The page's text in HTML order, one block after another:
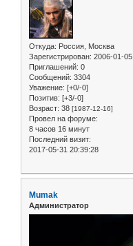
Откуда: Россия, Москва
Зарегистрирован: 2006-01-05
Приглашений: 0
Сообщений: 3304
Уважение: [+0/-0]
Позитив: [+3/-0]
Возраст: 38 [1987-12-16]
Провел на форуме:
8 часов 16 минут
Последний визит:
2017-05-31 20:39:28
Mumak
Администратор